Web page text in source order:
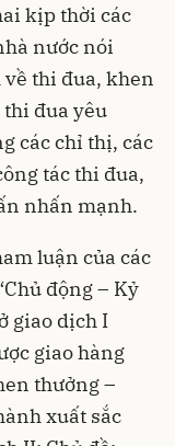
kịp thời các
nước nói
thi đua, khen
đua yêu
các chỉ thị, các
tác thi đua,
nhấn mạnh.
luận của các
động – Kỷ
giao dịch I
giao hàng
thưởng –
xuất sắc